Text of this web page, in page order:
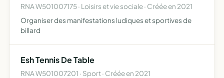
RNA W501007175 · Loisirs et vie sociale · Créée en 2021
Organiser des manifestations ludiques et sportives de
billard
Esh Tennis De Table
RNA W501007201 · Sport · Créée en 2021